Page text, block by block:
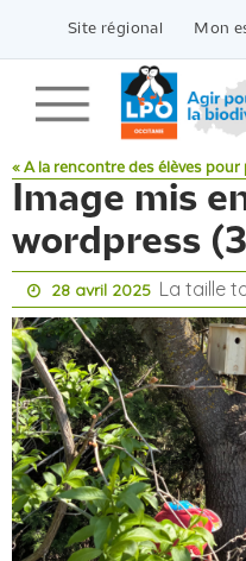
contenu
Site régional Mon
« A la rencontre des élèves
Image mis
wordpress
28 avril 2025 La taille